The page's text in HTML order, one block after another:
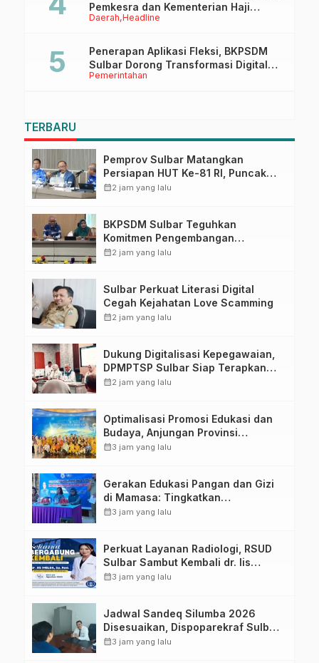
Daerah Headline
Pemkesra dan Kementerian Haji
Sulbar Tinjau Lokasi
Pemerintahan
Penerapan Aplikasi Fleksi, BKPSDM
Sulbar Dorong Transformasi Digital
Sistem Kehadiran ASN
TERBARU
Pemprov Sulbar Matangkan
Persiapan HUT Ke-81 RI, Puncak
Upacara di Lapangan Ahmad
calendar_month2 jam yang lalu
BKPSDM Sulbar Teguhkan
Komitmen Pengembangan
Kompetensi ASN melalui
calendar_month2 jam yang lalu
Sulbar Perkuat Literasi Digital
Cegah Kejahatan Love Scamming
calendar_month2 jam yang lalu
Dukung Digitalisasi Kepegawaian,
DPMPTSP Sulbar Siap Terapkan
Aplikasi FLEKSI ASN
calendar_month2 jam yang lalu
Optimalisasi Promosi Edukasi dan
Budaya, Anjungan Provinsi
Sulawesi Barat Perkuat Kolaborasi
calendar_month3 jam yang lalu
Gerakan Edukasi Pangan dan Gizi
di Mamasa: Tingkatkan
Pengetahuan dan Keterampilan
calendar_month3 jam yang lalu
Perkuat Layanan Radiologi, RSUD
Sulbar Sambut Kembali dr. Iis
Imelda, Sp.Rad
calendar_month3 jam yang lalu
Jadwal Sandeq Silumba 2026
Disesuaikan, Dispoparekraf Sulbar
Pastikan Persiapan Tetap
calendar_month3 jam yang lalu